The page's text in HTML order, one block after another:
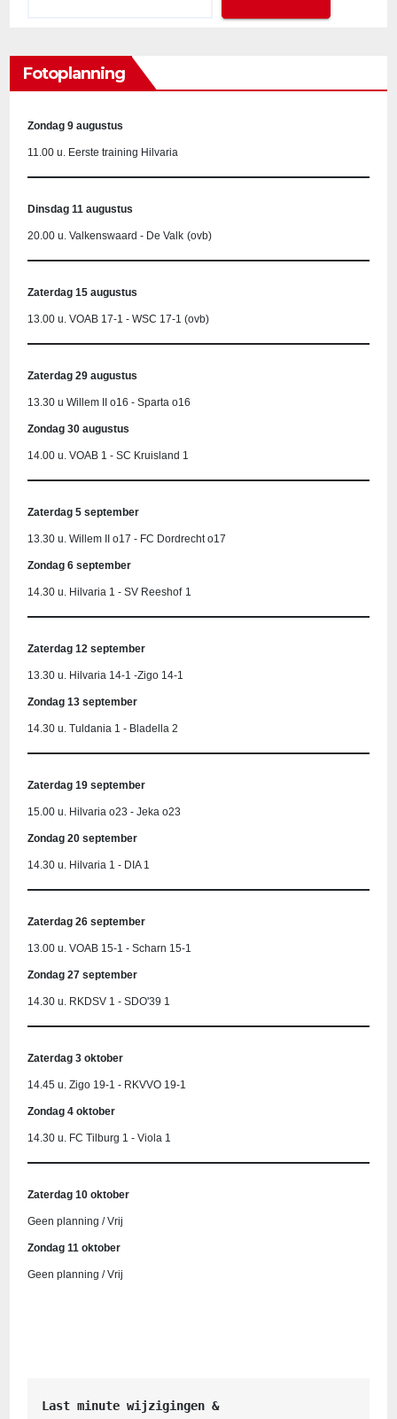
Fotoplanning
Zondag 9 augustus
11.00 u. Eerste training Hilvaria
Dinsdag 11 augustus
20.00 u. Valkenswaard - De Valk (ovb)
Zaterdag 15 augustus
13.00 u. VOAB 17-1 - WSC 17-1 (ovb)
Zaterdag 29 augustus
13.30 u Willem II o16 - Sparta o16
Zondag 30 augustus
14.00 u. VOAB 1 - SC Kruisland 1
Zaterdag 5 september
13.30 u. Willem II o17 - FC Dordrecht o17
Zondag 6 september
14.30 u. Hilvaria 1 - SV Reeshof 1
Zaterdag 12 september
13.30 u. Hilvaria 14-1 -Zigo 14-1
Zondag 13 september
14.30 u. Tuldania 1 - Bladella 2
Zaterdag 19 september
15.00 u. Hilvaria o23 - Jeka o23
Zondag 20 september
14.30 u. Hilvaria 1 - DIA 1
Zaterdag 26 september
13.00 u. VOAB 15-1 - Scharn 15-1
Zondag 27 september
14.30 u. RKDSV 1 - SDO'39 1
Zaterdag 3 oktober
14.45 u. Zigo 19-1 - RKVVO 19-1
Zondag 4 oktober
14.30 u. FC Tilburg 1 - Viola 1
Zaterdag 10 oktober
Geen planning / Vrij
Zondag 11 oktober
Geen planning / Vrij
Last minute wijzigingen &